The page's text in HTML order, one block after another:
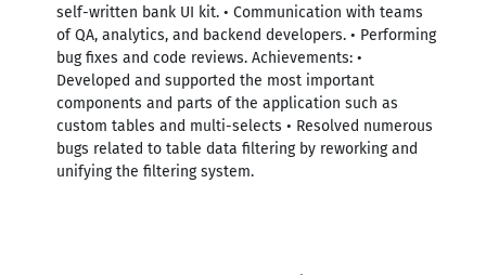
self-written bank UI kit. • Communication with teams
of QA, analytics, and backend developers. • Performing
bug fixes and code reviews. Achievements: •
Developed and supported the most important
components and parts of the application such as
custom tables and multi-selects • Resolved numerous
bugs related to table data filtering by reworking and
unifying the filtering system.